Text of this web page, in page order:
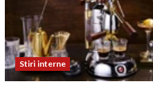
Stiri interne